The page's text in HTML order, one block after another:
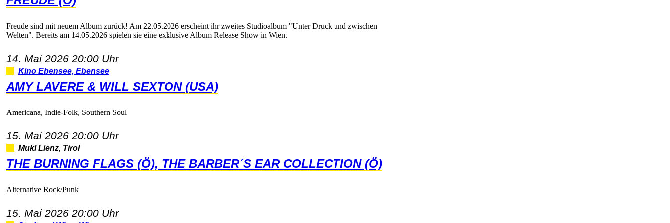
FreudesindmitneuemAlbumzurück!Am22.05.2026erscheintihrzweitesStudioalbum"UnterDruckundzwischen
Welten".Bereitsam14.05.2026spielensieeineexklusiveAlbumReleaseShowinWien.
14.Mai202620:00Uhr
KinoEbensee,Ebensee
AMYLAVERE&WILLSEXTON(USA)
Americana,Indie-Folk,SouthernSoul
15.Mai202620:00Uhr
MuklLienz,Tirol
THEBURNINGFLAGS(Ö),THEBARBER´SEARCOLLECTION(Ö)
AlternativeRock/Punk
15.Mai202620:00Uhr